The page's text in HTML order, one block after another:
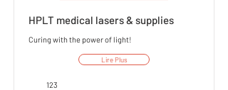
HPLT medical lasers & supplies
Curing with the power of light!
Lire Plus
123